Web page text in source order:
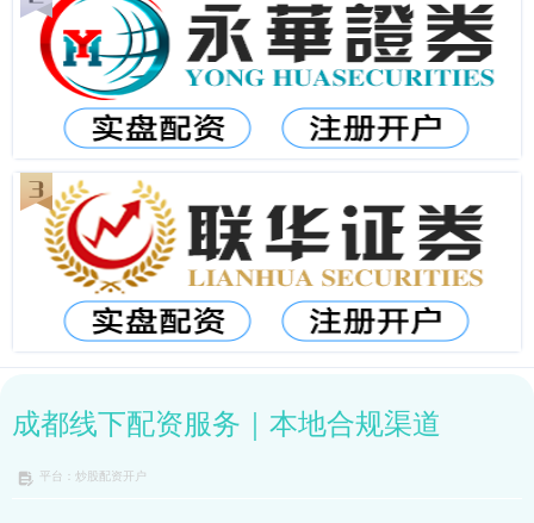
成都线下配资服务｜本地合规渠道
平台：炒股配资开户